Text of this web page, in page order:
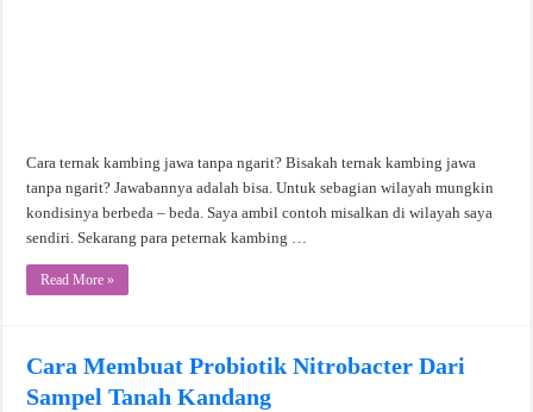
Cara ternak kambing jawa tanpa ngarit? Bisakah ternak kambing jawa
tanpa ngarit? Jawabannya adalah bisa. Untuk sebagian wilayah mungkin
kondisinya berbeda – beda. Saya ambil contoh misalkan di wilayah saya
sendiri. Sekarang para peternak kambing …
Read More »
Cara Membuat Probiotik Nitrobacter Dari
Sampel Tanah Kandang